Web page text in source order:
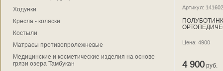
Ходунки
Кресла - коляски
Костыли
Матрасы противопролежневые
Медицинские и косметические изделия на основе
грязи озера Тамбукан
Артикул:
Цена: 4900
4 900руб.